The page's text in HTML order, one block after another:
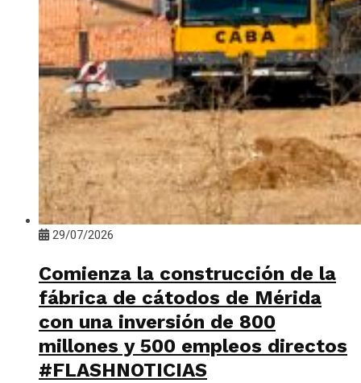
29/07/2026
Comienza la construcción de la
fábrica de cátodos de Mérida
con una inversión de 800
millones y 500 empleos directos
#FLASHNOTICIAS